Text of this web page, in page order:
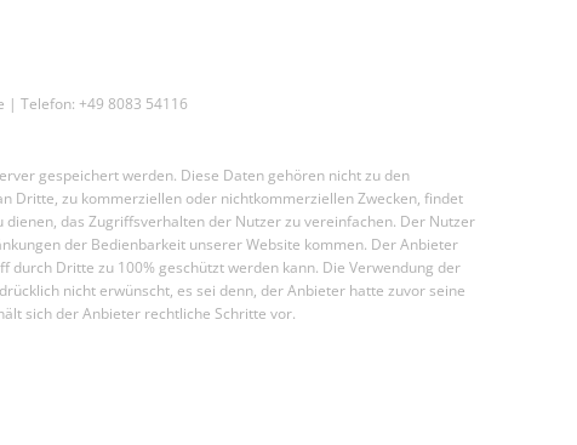
Telefon: +49 8083 54116
gespeichert werden. Diese Daten gehören nicht zu den
Dritte, zu kommerziellen oder nichtkommerziellen Zwecken, findet
das Zugriffsverhalten der Nutzer zu vereinfachen. Der Nutzer
der Bedienbarkeit unserer Website kommen. Der Anbieter
Dritte zu 100% geschützt werden kann. Die Verwendung der
nicht erwünscht, es sei denn, der Anbieter hatte zuvor seine
sich der Anbieter rechtliche Schritte vor.